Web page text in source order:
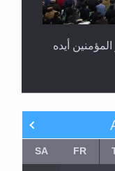
أيده
FR
SA